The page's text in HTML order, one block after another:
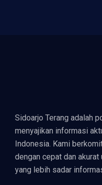
Sidoarjo Terang adalah
menyajikan informasi
Indonesia. Kami
dengan cepat dan
yang lebih sadar